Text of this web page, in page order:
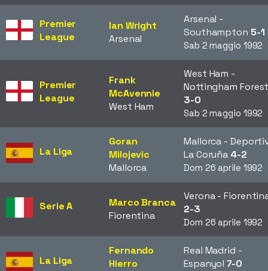
Premier
League
Ian Wright
Arsenal
Arsenal -
Southampton 5-1
Sab 2 maggio 1992
Premier
League
Frank
McAvennie
West Ham
West Ham -
Nottingham
3-0
Sab 2 maggio 1992
La Liga
Goran
Milojevic
Mallorca
Mallorca -
La Coruña 4-2
Dom 26 aprile 1992
Serie A
Marco Branca
Fiorentina
Verona -
2-3
Dom 26 aprile 1992
La Liga
Fernando
Hierro
Real Madrid -
Espanyol7-0